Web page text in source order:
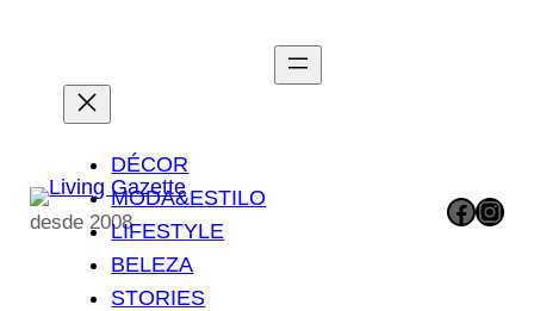
conteúdo
desde 2008
DÉCOR
MODA&ESTILO
LIFESTYLE
BELEZA
STORIES
Facebook Instagram